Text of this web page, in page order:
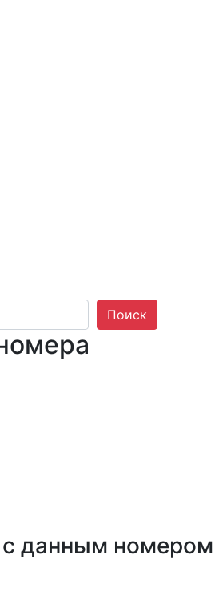
Поиск
с данным номером